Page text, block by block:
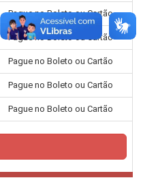
Pague no Boleto ou Cartão
Pague no Boleto ou Cartão
Pague no Boleto ou Cartão
Pague no Boleto ou Cartão
Pague no Boleto ou Cartão